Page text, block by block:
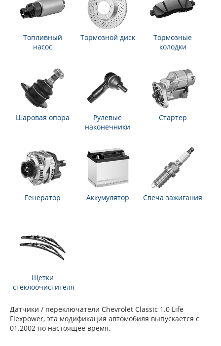
Топливный
насос
Тормозной диск
Тормозные
колодки
Шаровая опора
Рулевые
наконечники
Стартер
Генератор Аккумулятор Свеча зажигания
Щетки
стеклоочистителя
Датчики / переключатели Chevrolet Classic 1.0 Life
Flexpower, эта модификация автомобиля выпускается с
01.2002 по настоящее время.